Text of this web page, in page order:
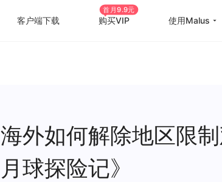
客户端下载 购买VIP
首月9.9元
使用Malus
高级定制
海外如何解除地区限
月球探险记》